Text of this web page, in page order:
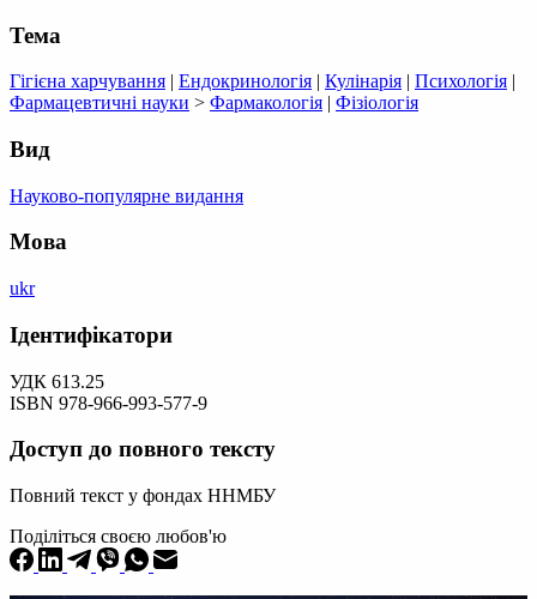
Тема
Гігієна харчування | Ендокринологія | Кулінарія | Психологія |
Фармацевтичні науки > Фармакологія | Фізіологія
Вид
Науково-популярне видання
Мова
ukr
Ідентифікатори
УДК 613.25
ISBN 978-966-993-577-9
Доступ до повного тексту
Повний текст у фондах ННМБУ
Поділіться своєю любов'ю